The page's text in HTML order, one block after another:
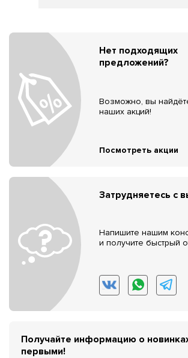
Нет подходящих
предложений?
Возможно, вы
наших акций!
Посмотреть акции
Затрудняетесь с
Напишите нашим
и получите быстрый
Получайте информацию о
первыми!